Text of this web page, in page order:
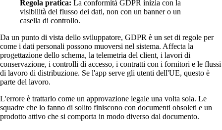
Regola pratica: La conformità GDPR inizia con la
visibilità del flusso dei dati, non con un banner o un
casella di controllo.
Da un punto di vista dello sviluppatore, GDPR è un set di regole per
come i dati personali possono muoversi nel sistema. Affecta la
progettazione dello schema, la telemetria del client, i lavori di
conservazione, i controlli di accesso, i contratti con i fornitori e le flussi
di lavoro di distribuzione. Se l'app serve gli utenti dell'UE, questo è
parte del lavoro.
L'errore è trattarlo come un approvazione legale una volta sola. Le
squadre che lo fanno di solito finiscono con documenti obsoleti e un
prodotto attivo che si comporta in modo diverso dal documento.